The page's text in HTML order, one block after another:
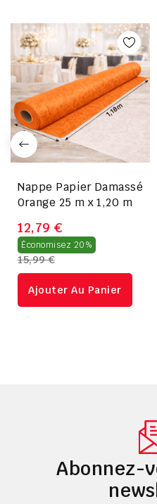
Nappe Papier Damassé
Orange 25 m x 1,20 m
12,79 €
Économisez 20% Prix
régulier
15,99 €
Ajouter Au Panier
Abonnez-